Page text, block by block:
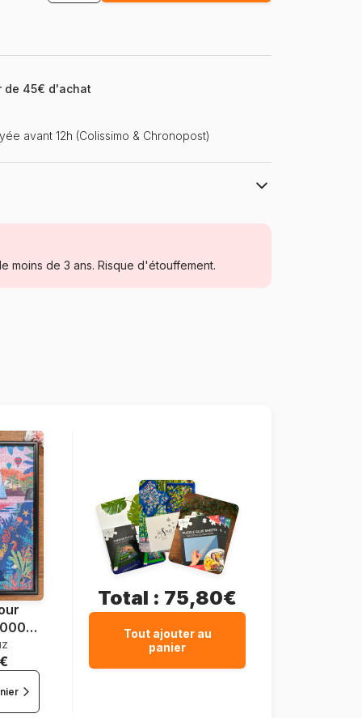
de 45€ d'achat
avant 12h (Colissimo & Chronopost)
Magazines
moins de 3 ans. Risque d'étouffement.
Total : 75,80€
Tout ajouter au
panier